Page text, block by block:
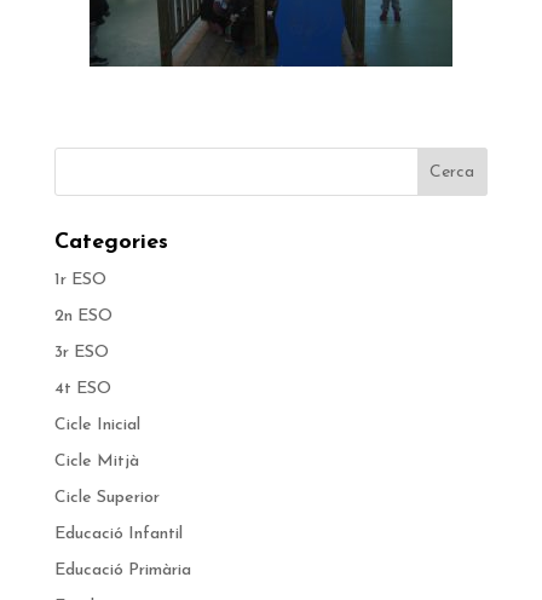
Categories
1r ESO
2n ESO
3r ESO
4t ESO
Cicle Inicial
Cicle Mitjà
Cicle Superior
Educació Infantil
Educació Primària